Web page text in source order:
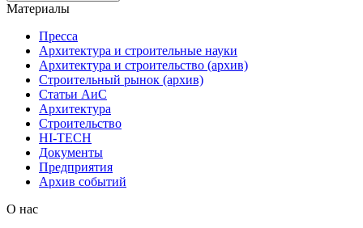
Материалы
Пресса
Архитектура и строительные науки
Архитектура и строительство (архив)
Строительный рынок (архив)
Статьи АиС
Архитектура
Строительство
HI-TECH
Документы
Предприятия
Архив событий
О нас